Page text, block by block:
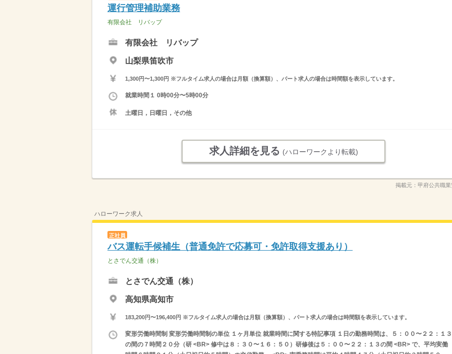
運行管理補助業務
有限会社 リバップ
有限会社 リバップ
山梨県笛吹市
1,300円〜1,300円 ※フルタイム求人の場合は月額（換算額）、パート求人の場合は時間額を表示しています。
就業時間１ 0時00分〜5時00分
土曜日，日曜日，その他
求人詳細を見る (ハローワークより転載)
掲載元： 甲府公共職
ハローワーク求人
正社員
バス運転手候補生（普通免許で応募可・免許取得支援あり）
とさでん交通（株）
とさでん交通（株）
高知県高知市
183,200円〜196,400円 ※フルタイム求人の場合は月額（換算額）、パート求人の場合は時間額を表示しています。
変形労働時間制 変形労働時間制の単位 １ヶ月単位 就業時間に関する特記事項 １日の勤務時間は、５：００〜２２：１３
の間の７時間２０分（研 <BR> 修中は８：３０〜１６：５０）研修後は５：００〜２２：１３の間 <BR> で、平均実働